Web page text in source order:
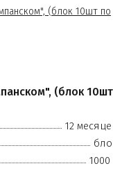
(блок 10шт
12
1000